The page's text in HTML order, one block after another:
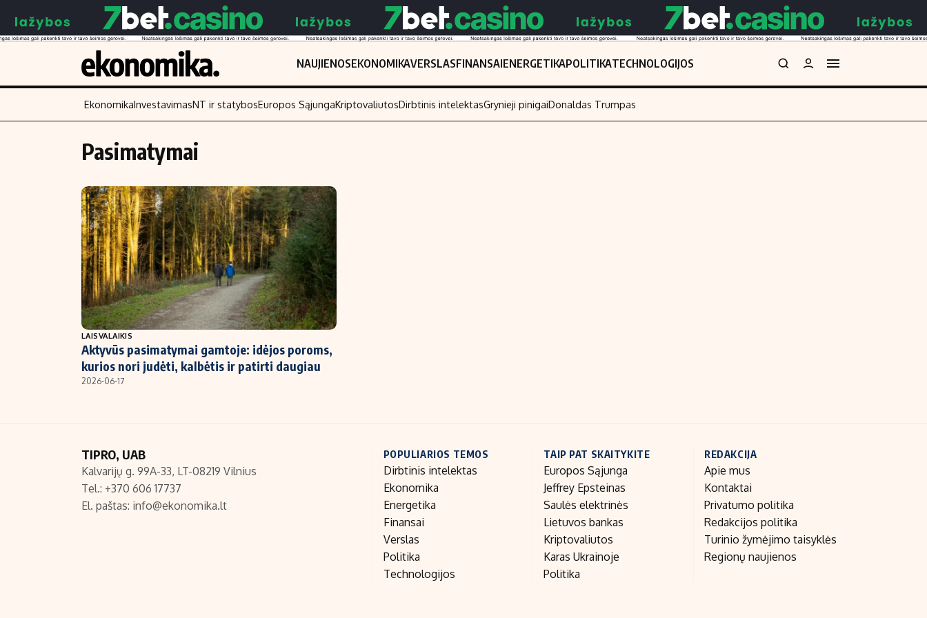
NAUJIENOSEKONOMIKAVERSLASFINANSAIENERGETIKAPOLITIKATECHNOLOGIJOS
Turinys
Naujienos
Aplinka
Verslas
Energetika
Ekonomika
Politika
NT ir statybos
Finansai
Įmonės
Žemės ūkis
Technologijos
Laisvalaikis
EkonomikaInvestavimasNT ir statybosEuropos SąjungaKriptovaliutosDirbtinis intelektasGrynieji pinigaiDonaldas Trumpas
Pasimatymai
LAISVALAIKIS
Aktyvūs pasimatymai gamtoje: idėjos poroms,
kurios nori judėti, kalbėtis ir patirti daugiau
2026-06-17
TIPRO, UAB
Kalvarijų g. 99A-33, LT-08219 Vilnius
Tel.: +370 606 17737
El. paštas: info@ekonomika.lt
POPULIARIOS TEMOS
Dirbtinis intelektas
Ekonomika
Energetika
Finansai
Verslas
Politika
Technologijos
TAIP PAT SKAITYKITE
Europos Sąjunga
Jeffrey Epsteinas
Saulės elektrinės
Lietuvos bankas
Kriptovaliutos
Karas Ukrainoje
Politika
REDAKCIJA
Apie mus
Kontaktai
Privatumo politika
Redakcijos politika
Turinio žymėjimo taisyklės
Regionų naujienos